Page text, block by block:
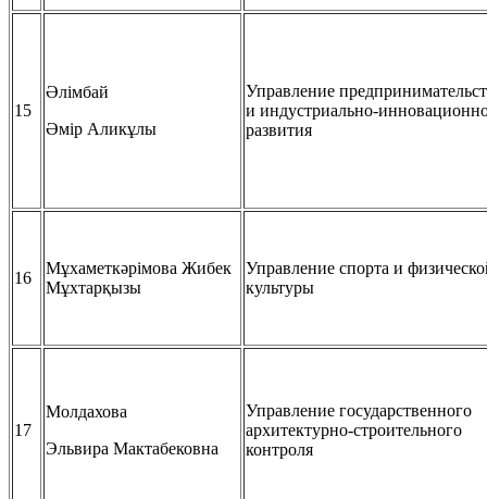
15
Әлімбай
Әмір Аликұлы
Управление
и индустриально-
развития
16
Мұхаметкәрімова Жибек
Мұхтарқызы
Управление спорта и
культуры
17
Молдахова
Эльвира Мактабековна
Управление государственного
архитектурно-строительного
контроля